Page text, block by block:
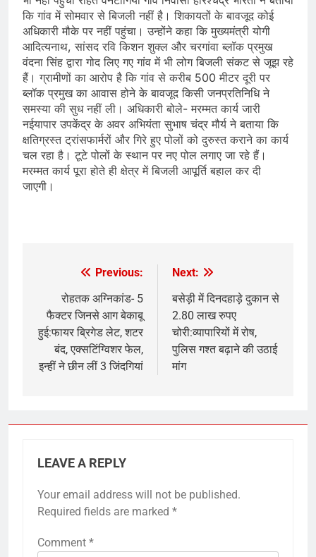
कि गांव में सोमवार से बिजली नहीं है। शिकायतों के बावजूद कोई
अधिकारी मौके पर नहीं पहुंचा। उन्होंने कहा कि मुख्यमंत्री योगी
आदित्यनाथ, सांसद रवि किशन शुक्ल और चरगांवा ब्लॉक प्रमुख
वंदना सिंह द्वारा गोद लिए गए गांव में भी लोग बिजली संकट से जूझ रहे
हैं। ग्रामीणों का आरोप है कि गांव से करीब 500 मीटर दूरी पर
ब्लॉक प्रमुख का आवास होने के बावजूद किसी जनप्रतिनिधि ने
समस्या की सुध नहीं ली। अधिकारी बोले- मरम्मत कार्य जारी
नईयापार उपकेंद्र के अवर अभियंता सुभाष चंद्र मौर्य ने बताया कि
क्षतिग्रस्त ट्रांसफार्मरों और गिरे हुए पोलों को दुरुस्त कराने का कार्य
चल रहा है। टूटे पोलों के स्थान पर नए पोल लगाए जा रहे हैं।
मरम्मत कार्य पूरा होते ही क्षेत्र में बिजली आपूर्ति बहाल कर दी
जाएगी।
navigation
Previous:
रोहतक अग्निकांड- 5
फैक्टर जिनसे आग बेकाबू
हुई:फायर ब्रिगेड लेट, शटर
बंद, एक्सटिंग्विशर फेल,
इन्हीं ने छीन लीं 3 जिंदगियां
Next:
बसेड़ी में दिनदहाड़े दुकान से
2.80 लाख रुपए
चोरी:व्यापारियों में रोष,
पुलिस गश्त बढ़ाने की उठाई
मांग
LEAVE A REPLY
Your email address will not be published.
Required fields are marked *
Comment *